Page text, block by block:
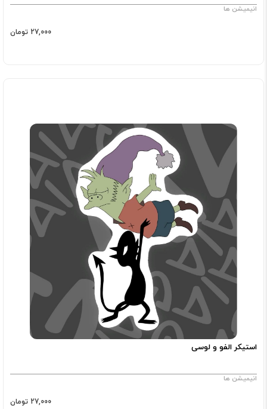
انیمیشن ها
27,000 تومان
استیکر الفو و لوسی
انیمیشن ها
27,000 تومان